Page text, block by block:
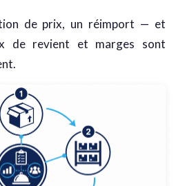
de prix, un réimport — et
de revient et marges sont